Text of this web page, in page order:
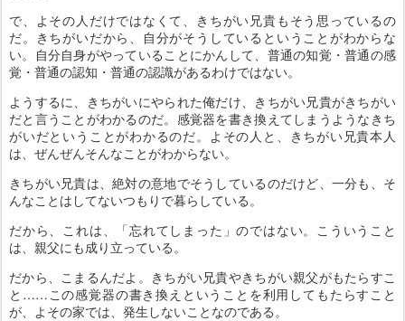
で、よその人だけではなくて、きちがい兄貴もそう思っているの
だ。きちがいだから、自分がそうしているということがわからな
い。自分自身がやっていることにかんして、普通の知覚・普通の感
覚・普通の認知・普通の認識があるわけではない。
ようするに、きちがいにやられた俺だけ、きちがい兄貴がきちがい
だと言うことがわかるのだ。感覚器を書き換えてしまうようなきち
がいだということがわかるのだ。よその人と、きちがい兄貴本人
は、ぜんぜんそんなことがわからない。
きちがい兄貴は、絶対の意地でそうしているのだけど、一分も、そ
んなことはしてないつもりで暮らしている。
だから、これは、「忘れてしまった」のではない。こういうこと
は、親父にも成り立っている。
だから、こまるんだよ。きちがい兄貴やきちがい親父がもたらすこ
と……この感覚器の書き換えということを利用してもたらすこと
が、よその家では、発生しないことなのである。